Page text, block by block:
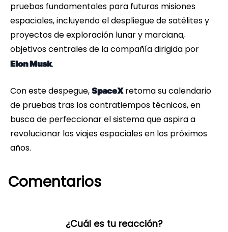
pruebas fundamentales para futuras misiones
espaciales, incluyendo el despliegue de satélites y
proyectos de exploración lunar y marciana,
objetivos centrales de la compañía dirigida por
Elon Musk.
Con este despegue, SpaceXretoma su calendario
de pruebas tras los contratiempos técnicos, en
busca de perfeccionar el sistema que aspira a
revolucionar los viajes espaciales en los próximos
años.
Comentarios